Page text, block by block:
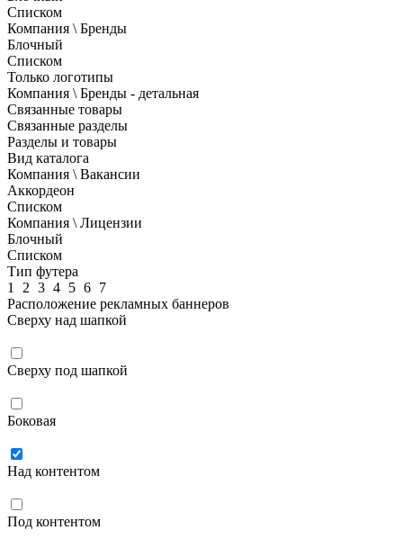
Списком
Компания \ Бренды
Блочный
Списком
Только логотипы
Компания \ Бренды - детальная
Связанные товары
Связанные разделы
Разделы и товары
Вид каталога
Компания \ Вакансии
Аккордеон
Списком
Компания \ Лицензии
Блочный
Списком
Тип футера
1
2 3 4 5 6 7
Расположение рекламных баннеров
Сверху над шапкой
Сверху под шапкой
Боковая
Над контентом
Под контентом